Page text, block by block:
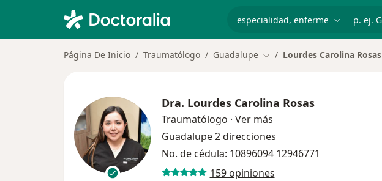
Página De Inicio Traumatólogo Guadalupe Cambiar de ciudad
Lourdes Carolina Rosas
Dra. Lourdes Carolina Rosas
Traumatólogo · Ver más
Guadalupe2 direcciones
No. de cédula: 10896094 12946771
159 opiniones